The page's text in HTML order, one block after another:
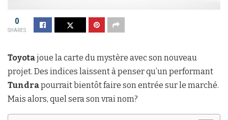
0
SHARES
Toyotajoue la carte du mystère avec son nouveau
projet. Des indices laissent à penser qu’un performant
Tundrapourrait bientôt faire son entrée sur le marché.
Mais alors, quel sera son vrai nom?